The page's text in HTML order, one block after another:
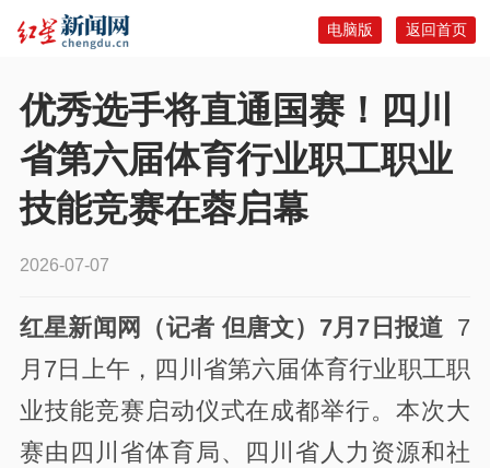
返回首页
电脑版
优秀选手将直通国赛！四川
省第六届体育行业职工职业
技能竞赛在蓉启幕
2026-07-07
红星新闻网（记者 但唐文）7月7日报道 7
月7日上午，四川省第六届体育行业职工职
业技能竞赛启动仪式在成都举行。本次大
赛由四川省体育局、四川省人力资源和社